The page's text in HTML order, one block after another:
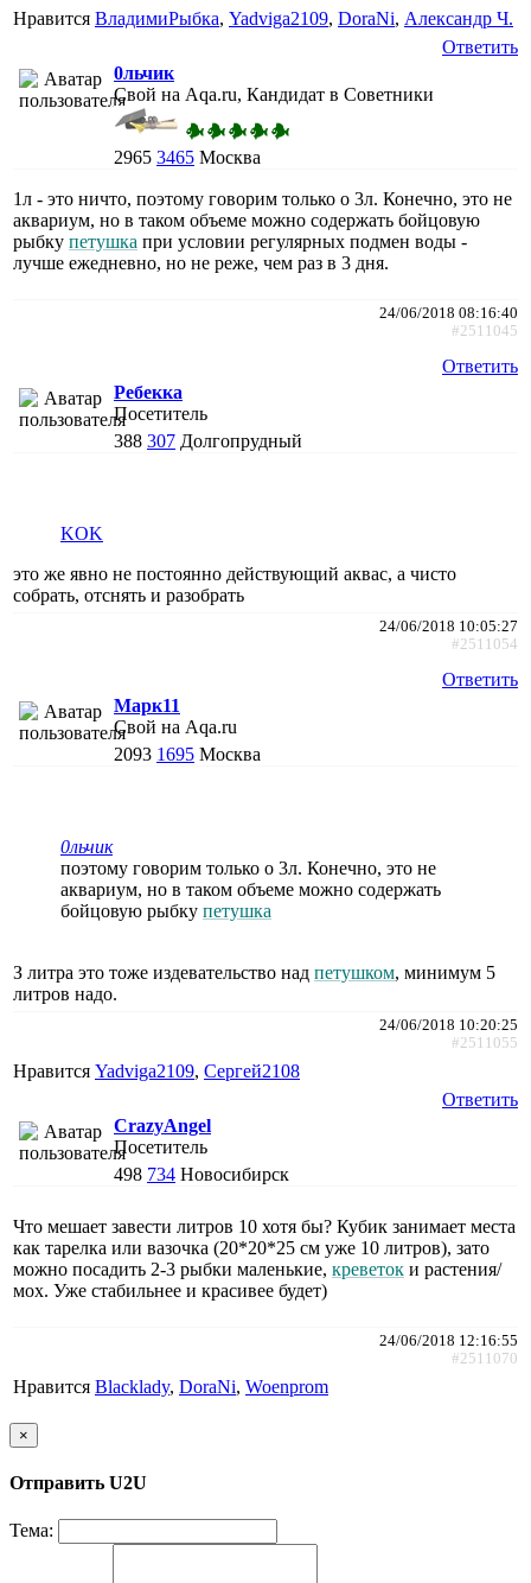
Нравится ВладимиРыбка, Yadviga2109, DoraNi, Александр Ч.
Ответить
0льчик
Свой на Aqa.ru, Кандидат в Советники
2965 3465 Москва
1л - это ничто, поэтому говорим только о 3л. Конечно, это не
аквариум, но в таком объеме можно содержать бойцовую
рыбку петушка при условии регулярных подмен воды -
лучше ежедневно, но не реже, чем раз в 3 дня.
24/06/2018 08:16:40
#2511045
Ответить
Ребекка
Посетитель
388 307 Долгопрудный
KOK
это же явно не постоянно действующий аквас, а чисто
собрать, отснять и разобрать
24/06/2018 10:05:27
#2511054
Ответить
Марк11
Свой на Aqa.ru
2093 1695 Москва
0льчик
поэтому говорим только о 3л. Конечно, это не
аквариум, но в таком объеме можно содержать
бойцовую рыбку петушка
З литра это тоже издевательство над петушком, минимум 5
литров надо.
24/06/2018 10:20:25
#2511055
Нравится Yadviga2109, Сергей2108
Ответить
CrazyAngel
Посетитель
498 734 Новосибирск
Что мешает завести литров 10 хотя бы? Кубик занимает места
как тарелка или вазочка (20*20*25 см уже 10 литров), зато
можно посадить 2-3 рыбки маленькие, креветок и растения/
мох. Уже стабильнее и красивее будет)
24/06/2018 12:16:55
#2511070
Нравится Blacklady, DoraNi, Woenprom
×
Отправить U2U
Тема: